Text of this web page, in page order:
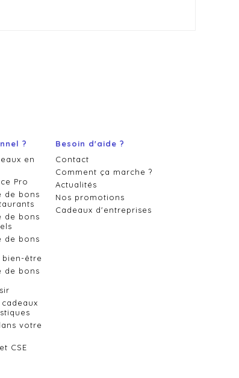
?
en
Pro
de bons
de bons
de bons
être
de bons
votre
CSE
Besoin d'aide ?
Contact
Comment ça marche ?
Actualités
Nos promotions
Cadeaux d'entreprises